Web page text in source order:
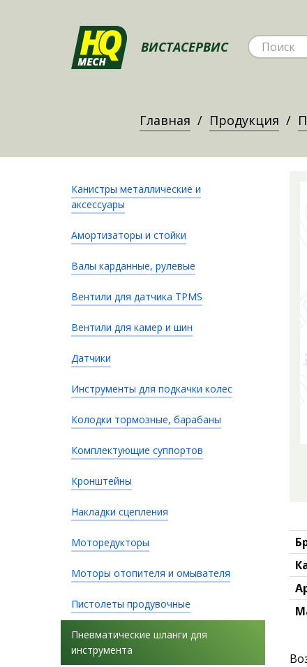
ВИСТАСЕРВИС
Главная Продукция
Канистры металлические и
аксессуары
Амортизаторы и стойки
Валы карданные, рулевые
Вентили для датчика TPMS
Вентили для камер и шин
Датчики
Инструменты для подкачки колес
Колодки тормозные, барабаны
Комплектующие суппортов
Кронштейны
Накладки сцепления
Моторедукторы
Моторы отопителя и омывателя
Пистолеты продувочные
Пневматические шланги для
инструмента